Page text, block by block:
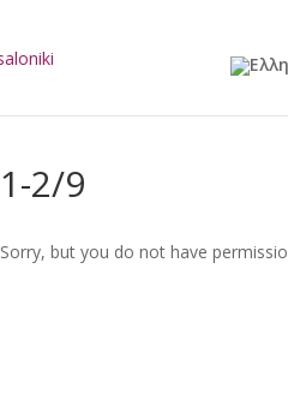
1-2/9
Sorry, but you do not have